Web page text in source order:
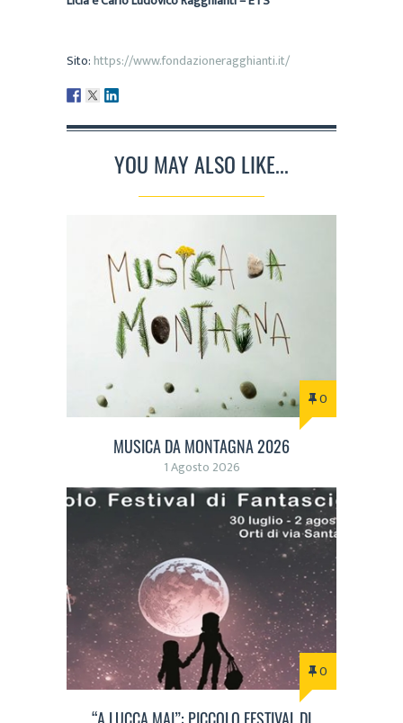
Sito:https://www.fondazioneragghianti.it/
YOU MAY ALSO LIKE...
0
MUSICA DA MONTAGNA 2026
1 Agosto 2026
0